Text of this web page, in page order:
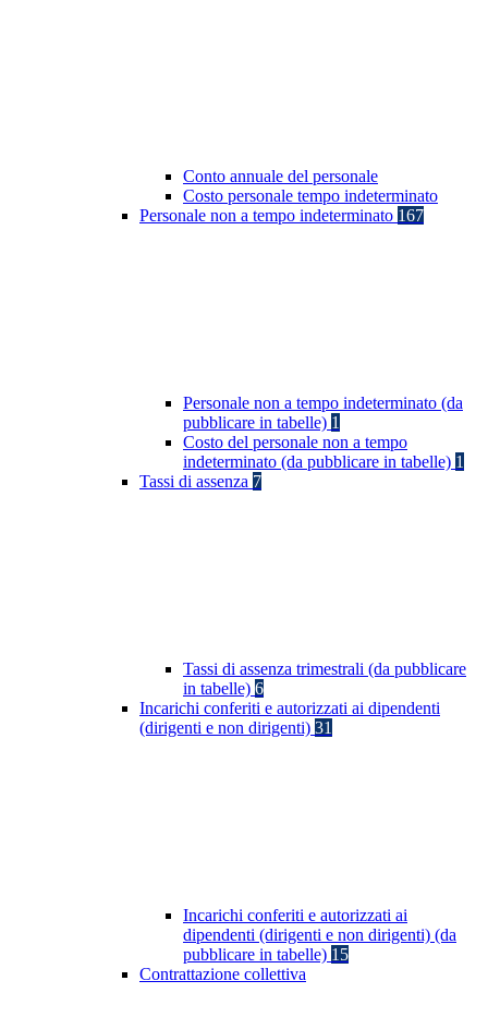
Conto annuale del personale
Costo personale tempo indeterminato
Personale non a tempo indeterminato 167
Personale non a tempo indeterminato (da
pubblicare in tabelle) 1
Costo del personale non a tempo
indeterminato (da pubblicare in tabelle) 1
Tassi di assenza 7
Tassi di assenza trimestrali (da pubblicare
in tabelle) 6
Incarichi conferiti e autorizzati ai dipendenti
(dirigenti e non dirigenti) 31
Incarichi conferiti e autorizzati ai
dipendenti (dirigenti e non dirigenti) (da
pubblicare in tabelle) 15
Contrattazione collettiva